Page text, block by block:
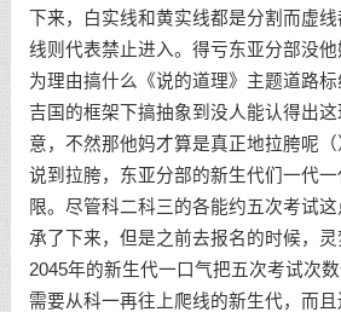
下来，白实线和黄实线都是分割而虚
线则代表禁止进入。得亏东亚分部没
为理由搞什么《说的道理》主题道路
吉国的框架下搞抽象到没人能认得出
意，不然那他妈才算是真正地拉胯呢（
说到拉胯，东亚分部的新生代们一代
限。尽管科二科三的各能约五次考试
承了下来，但是之前去报名的时候，
2045年的新生代一口气把五次考试次
需要从科一再往上爬线的新生代，而